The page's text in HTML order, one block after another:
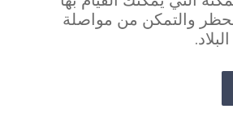
والتمكن من مواصلة